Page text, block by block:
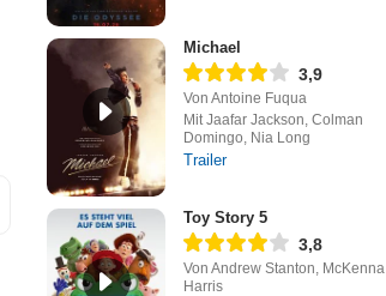
Michael
3,9
Von Antoine Fuqua
Mit Jaafar Jackson, Colman
Domingo, Nia Long
Trailer
Toy Story 5
3,8
Von Andrew Stanton, McKenna
Harris